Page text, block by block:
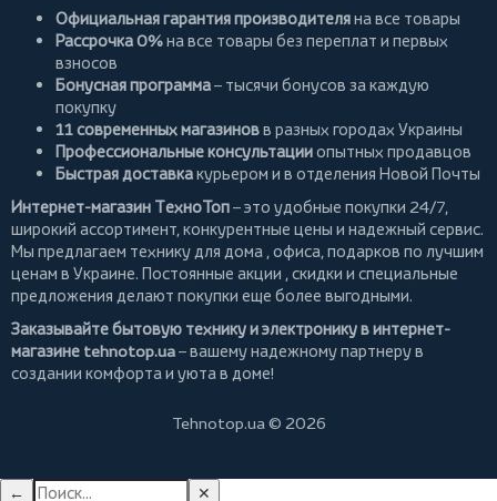
Официальная гарантия производителяна все товары
Рассрочка 0%на все товары без переплат и первых
взносов
Бонусная программа– тысячи бонусов за каждую
покупку
11 современных магазиновв разных городах Украины
Профессиональные консультацииопытных продавцов
Быстрая доставкакурьером и в отделения Новой Почты
Интернет-магазин ТехноТоп– это удобные покупки 24/7,
широкий ассортимент, конкурентные цены и надежный сервис.
Мы предлагаем технику для дома , офиса, подарков по лучшим
ценам в Украине. Постоянные акции , скидки и специальные
предложения делают покупки еще более выгодными.
Заказывайте бытовую технику и электронику в интернет-
магазине tehnotop.ua– вашему надежному партнеру в
создании комфорта и уюта в доме!
Tehnotop.ua © 2026
← ✕